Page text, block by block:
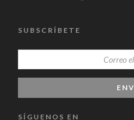
SUBSCRÍBETE
SÍGUENOS EN